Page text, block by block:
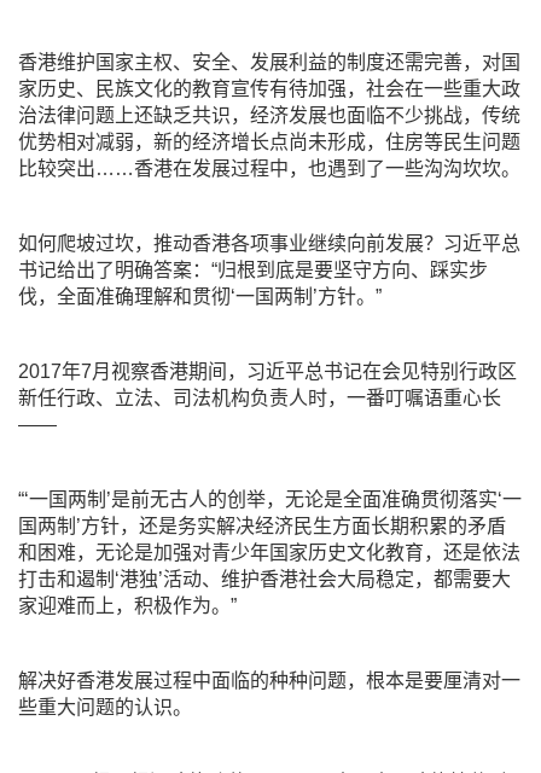
香港维护国家主权、安全、发展利益的制度还需完善，对国
家历史、民族文化的教育宣传有待加强，社会在一些重大政
治法律问题上还缺乏共识，经济发展也面临不少挑战，传统
优势相对减弱，新的经济增长点尚未形成，住房等民生问题
比较突出……香港在发展过程中，也遇到了一些沟沟坎坎。
如何爬坡过坎，推动香港各项事业继续向前发展？习近平总
书记给出了明确答案：“归根到底是要坚守方向、踩实步
伐，全面准确理解和贯彻‘一国两制’方针。”
2017年7月视察香港期间，习近平总书记在会见特别行政区
新任行政、立法、司法机构负责人时，一番叮嘱语重心长
——
“‘一国两制’是前无古人的创举，无论是全面准确贯彻落实‘一
国两制’方针，还是务实解决经济民生方面长期积累的矛盾
和困难，无论是加强对青少年国家历史文化教育，还是依法
打击和遏制‘港独’活动、维护香港社会大局稳定，都需要大
家迎难而上，积极作为。”
解决好香港发展过程中面临的种种问题，根本是要厘清对一
些重大问题的认识。